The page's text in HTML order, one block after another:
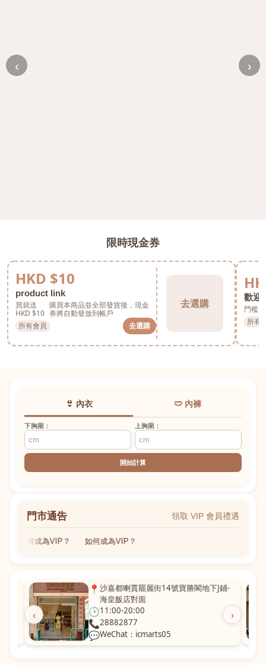
‹ ›
限時現金券
HKD $10
product link
買就送
HKD $10
購買本商品並全部發貨後，現金
券將自動發放到帳戶
所有會員
去選購
去選購
歡迎
門檻
所有
👙 內衣 🩲 內褲
下胸圍： 上胸圍：
開始計算
門市通告 領取 VIP 會員禮遇
如何成為VIP？ 如何成為VIP？
‹ ›
📍 沙嘉都喇賈罷麗街14號寶勝閣地下J鋪-
海皇飯店對面
🕒11:00-20:00
📞28882877
💬WeChat：icmarts05